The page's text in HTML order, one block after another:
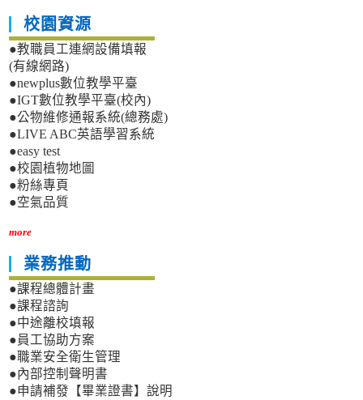
校園資源
●教職員工連網設備填報
(有線網路)
●newplus數位教學平臺
●IGT數位教學平臺(校內)
●公物維修通報系統(總務處)
●LIVE ABC英語學習系統
●easy test
●校園植物地圖
●粉絲專頁
●空氣品質
more
業務推動
●課程總體計畫
●課程諮詢
●中途離校填報
●員工協助方案
●職業安全衛生管理
●內部控制聲明書
●申請補發【畢業證書】說明